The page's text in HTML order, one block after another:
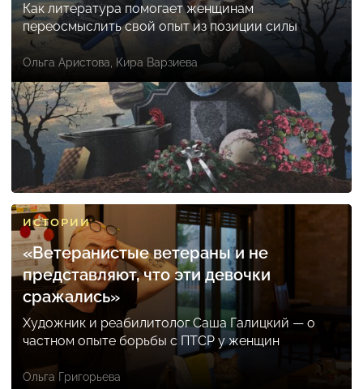
Как литература помогает женщинам
переосмыслить свой опыт из позиции силы
Ольга Аристова Кира Варзиева
ИСТОРИИ
«Ветеранистые ветераны и не
представляют, что эти девочки
сражались»
Художник и реабилитолог Саша Галицкий — о
частном опыте борьбы с ПТСР у женщин
Ольга Григорьева